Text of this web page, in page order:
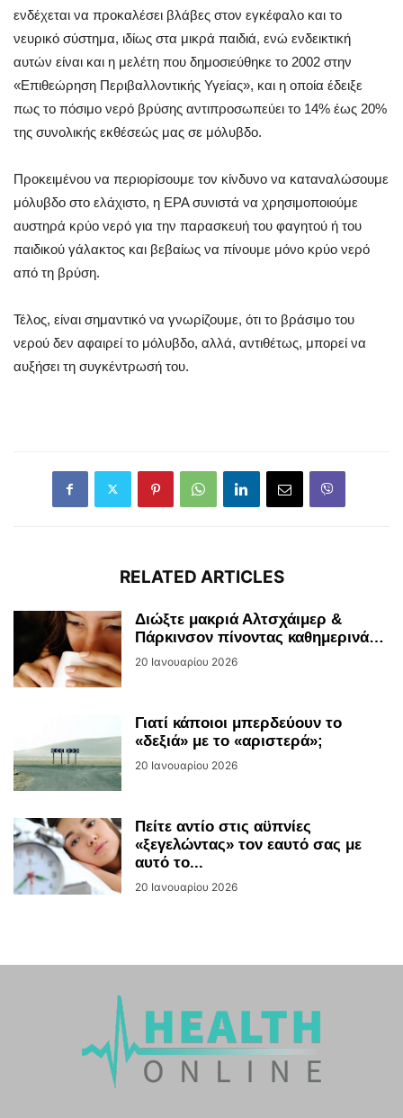
ενδέχεται να προκαλέσει βλάβες στον εγκέφαλο και το
νευρικό σύστημα, ιδίως στα μικρά παιδιά, ενώ ενδεικτική
αυτών είναι και η μελέτη που δημοσιεύθηκε το 2002 στην
«Επιθεώρηση Περιβαλλοντικής Υγείας», και η οποία έδειξε
πως το πόσιμο νερό βρύσης αντιπροσωπεύει το 14% έως 20%
της συνολικής εκθέσεώς μας σε μόλυβδο.
Προκειμένου να περιορίσουμε τον κίνδυνο να καταναλώσουμε
μόλυβδο στο ελάχιστο, η ΕΡΑ συνιστά να χρησιμοποιούμε
αυστηρά κρύο νερό για την παρασκευή του φαγητού ή του
παιδικού γάλακτος και βεβαίως να πίνουμε μόνο κρύο νερό
από τη βρύση.
Τέλος, είναι σημαντικό να γνωρίζουμε, ότι το βράσιμο του
νερού δεν αφαιρεί το μόλυβδο, αλλά, αντιθέτως, μπορεί να
αυξήσει τη συγκέντρωσή του.
RELATED ARTICLES
Διώξτε μακριά Αλτσχάιμερ &
Πάρκινσον πίνοντας καθημερινά…
20 Ιανουαρίου 2026
Γιατί κάποιοι μπερδεύουν το
«δεξιά» με το «αριστερά»;
20 Ιανουαρίου 2026
Πείτε αντίο στις αϋπνίες
«ξεγελώντας» τον εαυτό σας με
αυτό το...
20 Ιανουαρίου 2026